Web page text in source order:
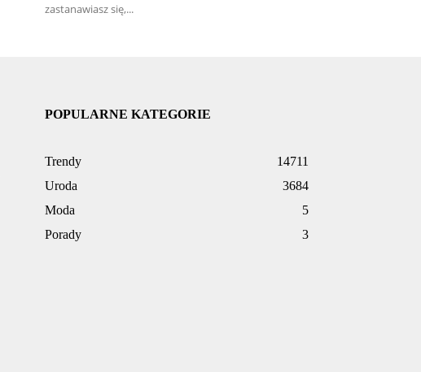
zastanawiasz się,...
POPULARNE KATEGORIE
Trendy
14711
Uroda
3684
Moda
5
Porady
3